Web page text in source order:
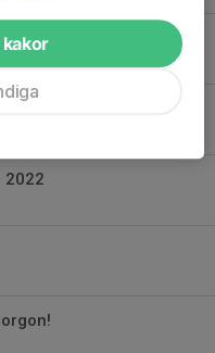
2022
kakor